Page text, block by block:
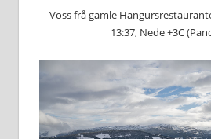
Voss frå gamle
13:37, Nede +3C